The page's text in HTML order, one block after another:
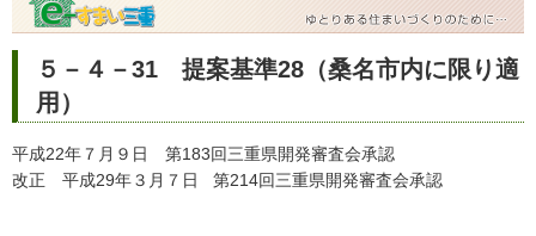
５－４－31 提案基準28（桑名市内に限り適
用）
平成22年７月９日 第183回三重県開発審査会承認
改正 平成29年３月７日 第214回三重県開発審査会承認